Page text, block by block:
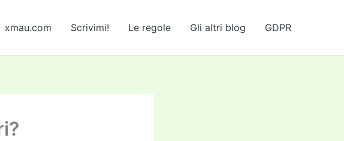
xmau.com Scrivimi! Le regole Gli altri blog GDPR